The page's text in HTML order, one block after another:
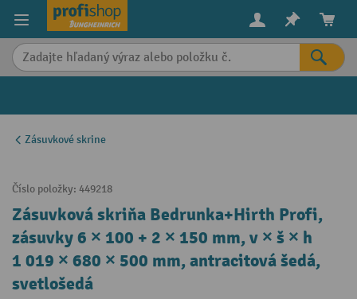
content
Zásuvkové skrine
Číslo položky: 449218
Zásuvková skriňa Bedrunka+Hirth Profi,
zásuvky 6 × 100 + 2 × 150 mm, v × š × h
1 019 × 680 × 500 mm, antracitová šedá,
svetlošedá